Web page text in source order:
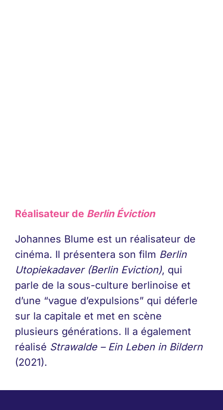
Réalisateur de Berlin Éviction
Johannes Blume est un réalisateur de
cinéma. Il présentera son film Berlin
Utopiekadaver (Berlin Eviction), qui
parle de la sous-culture berlinoise et
d’une “vague d’expulsions” qui déferle
sur la capitale et met en scène
plusieurs générations. Il a également
réalisé Strawalde – Ein Leben in Bildern
(2021).